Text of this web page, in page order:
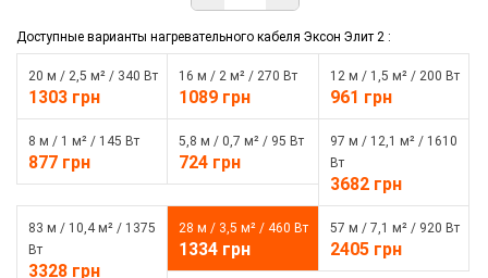
Доступные варианты нагревательного кабеля Эксон Элит 2 :
20 м / 2,5 м² / 340 Вт
1303 грн
16 м / 2 м² / 270 Вт
1089 грн
12 м / 1,5 м² / 200 Вт
961 грн
8 м / 1 м² / 145 Вт
877 грн
5,8 м / 0,7 м² / 95 Вт
724 грн
97 м / 12,1 м² / 1610
Вт
3682 грн
83 м / 10,4 м² / 1375
Вт
3328 грн
28 м / 3,5 м² / 460 Вт
1334 грн
57 м / 7,1 м² / 920 Вт
2405 грн